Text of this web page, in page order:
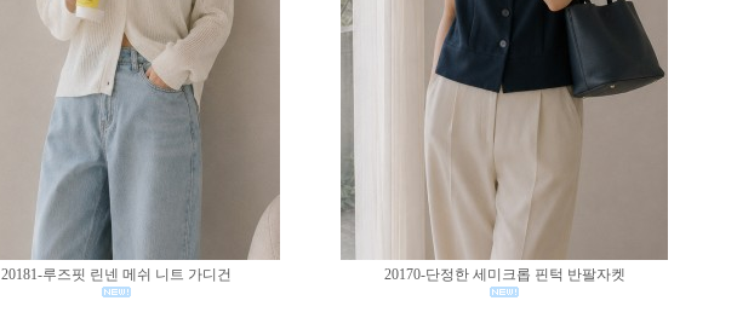
20181-루즈핏 린넨 메쉬 니트 가디건 20170-단정한 세미크롭 핀턱 반팔자켓